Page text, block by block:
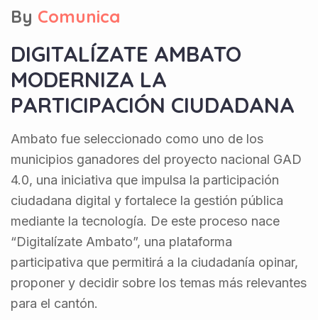
By Comunica
DIGITALÍZATE AMBATO
MODERNIZA LA
PARTICIPACIÓN CIUDADANA
Ambato fue seleccionado como uno de los
municipios ganadores del proyecto nacional GAD
4.0, una iniciativa que impulsa la participación
ciudadana digital y fortalece la gestión pública
mediante la tecnología. De este proceso nace
“Digitalízate Ambato”, una plataforma
participativa que permitirá a la ciudadanía opinar,
proponer y decidir sobre los temas más relevantes
para el cantón.